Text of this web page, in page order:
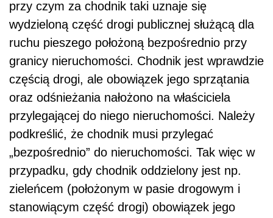
przy czym za chodnik taki uznaje się
wydzieloną część drogi publicznej służącą dla
ruchu pieszego położoną bezpośrednio przy
granicy nieruchomości. Chodnik jest wprawdzie
częścią drogi, ale obowiązek jego sprzątania
oraz odśnieżania nałożono na właściciela
przylegającej do niego nieruchomości. Należy
podkreślić, że chodnik musi przylegać
„bezpośrednio” do nieruchomości. Tak więc w
przypadku, gdy chodnik oddzielony jest np.
zieleńcem (położonym w pasie drogowym i
stanowiącym część drogi) obowiązek jego